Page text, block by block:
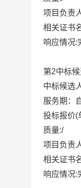
项目负责
相关证书
响应情况:
第2中标
中标候选
服务期：
投标报价(
质量:/
项目负责
相关证书
响应情况: